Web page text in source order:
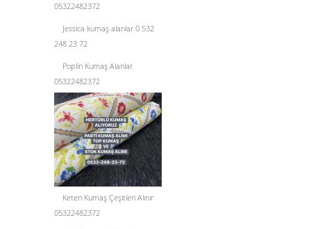
05322482372
Jessica kumaş alanlar 0 532
248 23 72
Poplin Kumaş Alanlar
05322482372
Keten Kumaş Çeşitleri Alınır
05322482372